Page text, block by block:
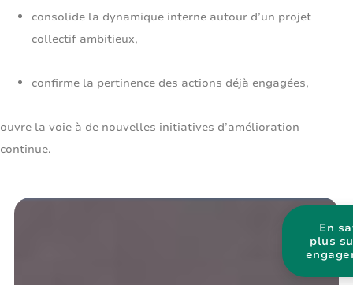
consolide la dynamique interne autour d’un projet
collectif ambitieux,
confirme la pertinence des actions déjà engagées,
ouvre la voie à de nouvelles initiatives d’amélioration
continue.
En
plus